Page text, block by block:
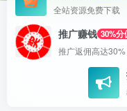
全站资源免费下载
推广赚钱 30%分
推广返佣高达30%